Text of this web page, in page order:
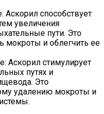
Аскорил способствует
увеличения
пути. Это
мокроты и облегчить ее
Аскорил стимулирует
путях и
Это
удалению мокроты и